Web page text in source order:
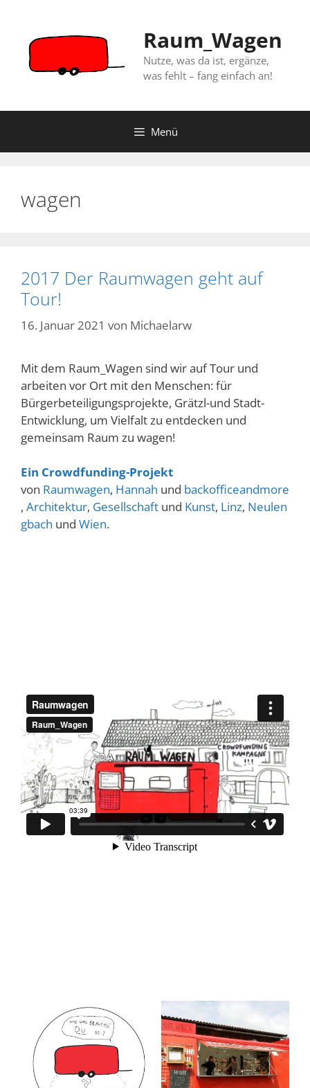
springen
Raum_Wagen
Nutze, was da ist, ergänze,
was fehlt – fang einfach an!
Menü
wagen
2017 Der Raumwagen geht auf
Tour!
16. Januar 2021 von Michaelarw
Mit dem Raum_Wagen sind wir auf Tour und
arbeiten vor Ort mit den Menschen: für
Bürgerbeteiligungsprojekte, Grätzl-und Stadt-
Entwicklung, um Vielfalt zu entdecken und
gemeinsam Raum zu wagen!
Ein Crowdfunding-Projekt
von Raumwagen, Hannah und backofficeandmore
, Architektur, Gesellschaft und Kunst, Linz, Neulen
gbach und Wien.